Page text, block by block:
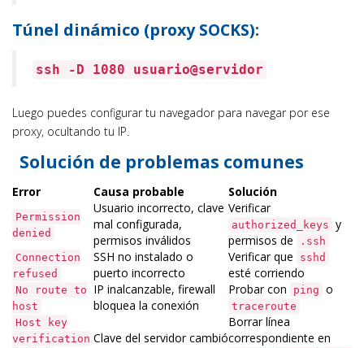
Túnel dinámico (proxy SOCKS):
ssh -D 1080 usuario@servidor
Luego puedes configurar tu navegador para navegar por ese
proxy, ocultando tu IP.
Solución de problemas comunes
Error Causa probable Solución
Permission
denied
Usuario incorrecto, clave
mal configurada,
permisos inválidos
Verificar
authorized_keys y
permisos de
.ssh
Connection
refused
SSH no instalado o
puerto incorrecto
Verificar que sshd
esté corriendo
No route to
host
IP inalcanzable, firewall
bloquea la conexión
Probar con ping o
traceroute
Host key
verification Clave del servidor cambió
Borrar línea
correspondiente en